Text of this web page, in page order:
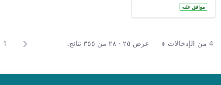
موافق عليه
4 من الإدخالات لكل صفحة عرض ٢٥ - ٢٨ من ٣٥٥ نتائج. 1